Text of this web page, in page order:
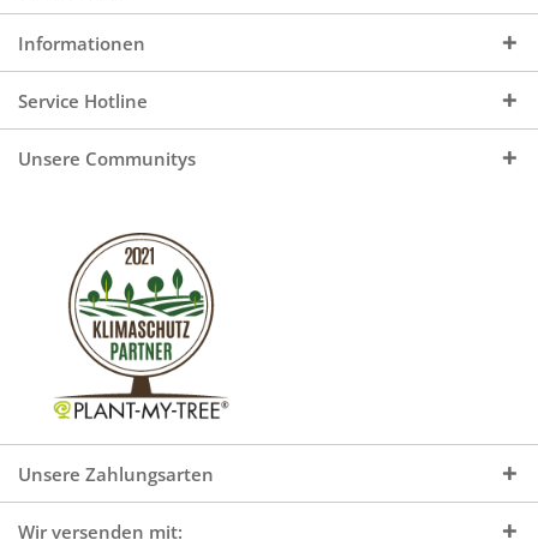
Informationen
Service Hotline
Unsere Communitys
Unsere Zahlungsarten
Wir versenden mit: